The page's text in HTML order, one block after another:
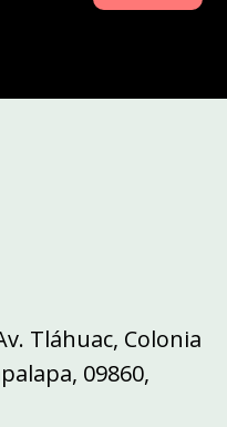
Tláhuac, Colonia
09860,